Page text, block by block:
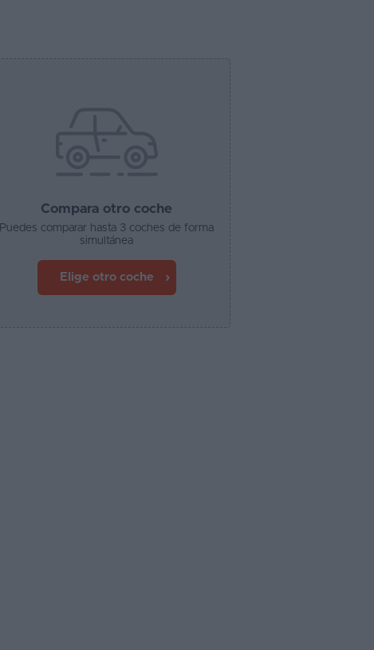
Compara otro coche
Puedes comparar hasta 3 coches de forma
simultánea
Elige otro coche